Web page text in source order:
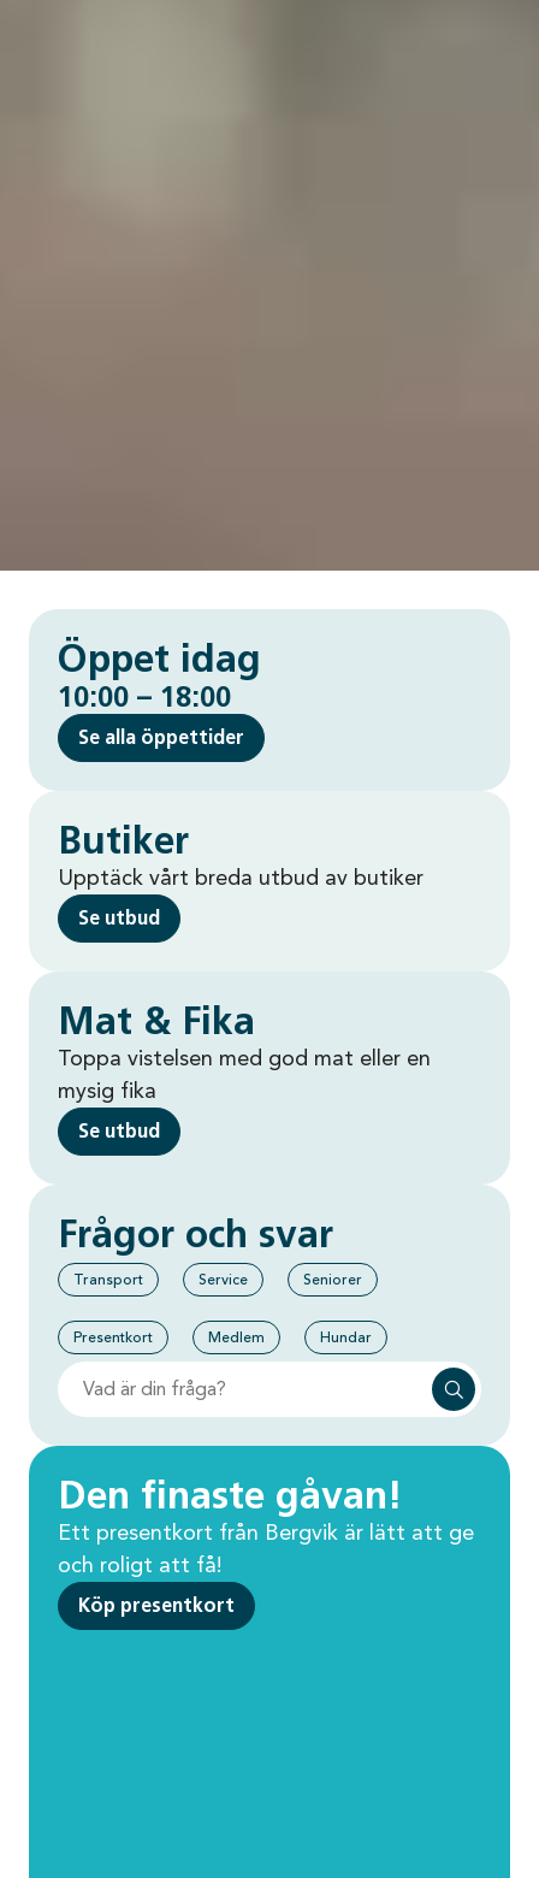
Öppet idag
10:00 – 18:00
Se alla öppettider
Den finaste gåvan!
Ett presentkort från Bergvik är lätt att ge
och roligt att få!
Köp presentkort
Butiker
Upptäck vårt breda utbud av butiker
Se utbud
Mat & Fika
Toppa vistelsen med god mat eller en
mysig fika
Se utbud
Frågor och svar
Transport Service Seniorer
Presentkort Medlem Hundar